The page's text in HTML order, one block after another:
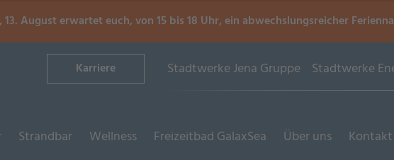
13. August erwartet euch, von 15 bis 18 Uhr, ein abwechslungsreicher
Karriere Stadtwerke Jena Gruppe Stadtwerke
Strandbar Wellness Freizeitbad GalaxSea Über uns Kontakt